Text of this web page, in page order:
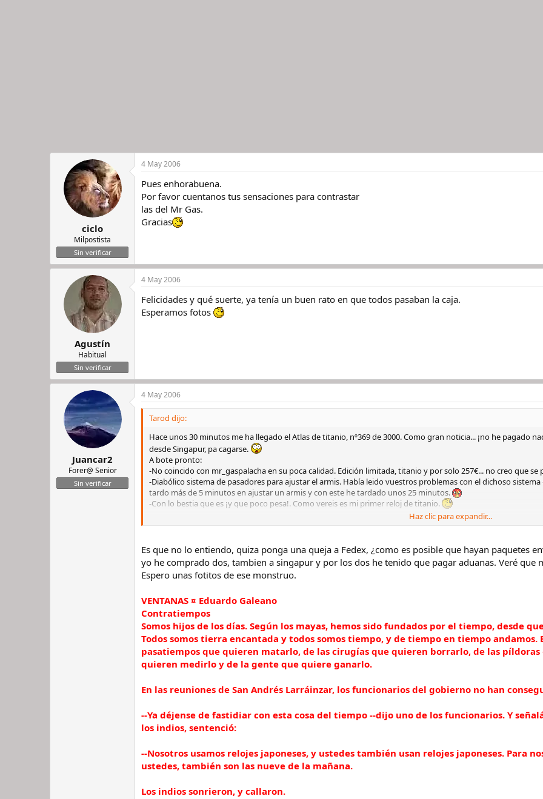
ciclo
Milpostista
Sin verificar
4 May 2006
Pues enhorabuena.
Por favor cuentanos tus sensaciones para contrastar
las del Mr Gas.
Gracias
Agustín
Habitual
Sin verificar
4 May 2006
Felicidades y qué suerte, ya tenía un buen rato en que todos pasaban la caja.
Esperamos fotos
Juancar2
Forer@ Senior
Sin verificar
4 May 2006
Tarod dijo:
Hace unos 30 minutos me ha llegado el Atlas de titanio, nº369 de 3000. Como gran noticia... ¡no he pagado
desde Singapur, pa cagarse.
A bote pronto:
-No coincido con mr_gaspalacha en su poca calidad. Edición limitada, titanio y por solo 257€... no creo que se
-Diabólico sistema de pasadores para ajustar el armis. Había leido vuestros problemas con el dichoso
tardo más de 5 minutos en ajustar un armis y con este he tardado unos 25 minutos.
-Con lo bestia que es ¡y que poco pesa!. Como vereis es mi primer reloj de titanio.
Cuando cargue la cámara pondré fotos.
Ta luego.
Haz clic para expandir...
Es que no lo entiendo, quiza ponga una queja a Fedex, ¿como es posible que hayan paquetes
yo he comprado dos, tambien a singapur y por los dos he tenido que pagar aduanas. Veré que
Espero unas fotitos de ese monstruo.
VENTANAS ¤ Eduardo Galeano
Contratiempos
Somos hijos de los días. Según los mayas, hemos sido fundados por el tiempo, desde
Todos somos tierra encantada y todos somos tiempo, y de tiempo en tiempo
pasatiempos que quieren matarlo, de las cirugías que quieren borrarlo, de las
quieren medirlo y de la gente que quiere ganarlo.
En las reuniones de San Andrés Larráinzar, los funcionarios del gobierno no han
--Ya déjense de fastidiar con esta cosa del tiempo --dijo uno de los funcionarios. Y
los indios, sentenció:
--Nosotros usamos relojes japoneses, y ustedes también usan relojes japoneses. Para
ustedes, también son las nueve de la mañana.
Los indios sonrieron, y callaron.